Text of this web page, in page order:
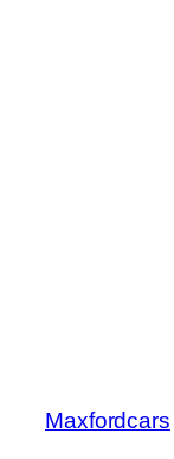
Maxfordcars